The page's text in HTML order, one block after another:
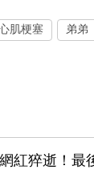
肌梗塞 弟弟
紅猝逝！最